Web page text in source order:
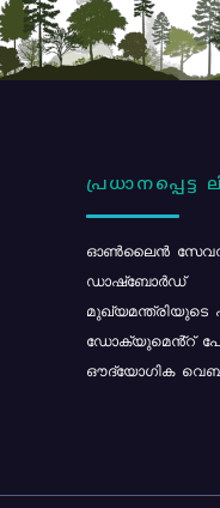
പ്രധാനപ്പെട്ട
ഓൺലൈൻ
ഡാഷ്ബോർഡ്
മുഖ്യമന്ത്രിയുടെ
ഡോക്യുമെൻ്റ്
ഔദ്യോഗിക വെബ്